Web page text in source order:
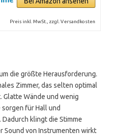
Preis inkl. MwSt., zzgl. Versandkosten
die größte Herausforderung.
Zimmer, das selten optimal
Wände und wenig
für Hall und
klingt die Stimme
Sound von Instrumenten wirkt